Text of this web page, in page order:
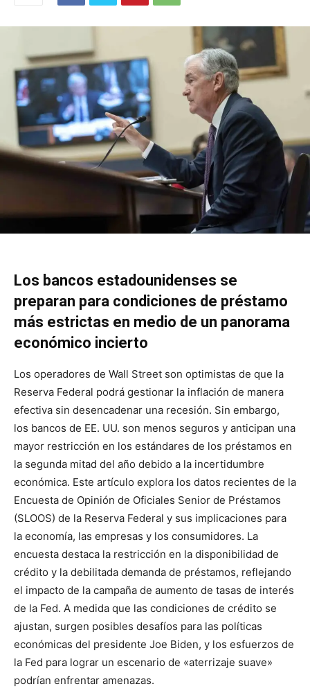
Los bancos estadounidenses se
preparan para condiciones de préstamo
más estrictas en medio de un panorama
económico incierto
Los operadores de Wall Street son optimistas de que la
Reserva Federal podrá gestionar la inflación de manera
efectiva sin desencadenar una recesión. Sin embargo,
los bancos de EE. UU. son menos seguros y anticipan una
mayor restricción en los estándares de los préstamos en
la segunda mitad del año debido a la incertidumbre
económica. Este artículo explora los datos recientes de la
Encuesta de Opinión de Oficiales Senior de Préstamos
(SLOOS) de la Reserva Federal y sus implicaciones para
la economía, las empresas y los consumidores. La
encuesta destaca la restricción en la disponibilidad de
crédito y la debilitada demanda de préstamos, reflejando
el impacto de la campaña de aumento de tasas de interés
de la Fed. A medida que las condiciones de crédito se
ajustan, surgen posibles desafíos para las políticas
económicas del presidente Joe Biden, y los esfuerzos de
la Fed para lograr un escenario de «aterrizaje suave»
podrían enfrentar amenazas.